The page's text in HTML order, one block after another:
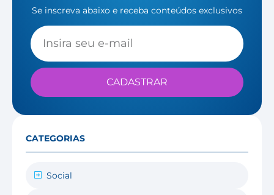
Se inscreva abaixo e receba conteúdos exclusivos
CADASTRAR
CATEGORIAS
Social